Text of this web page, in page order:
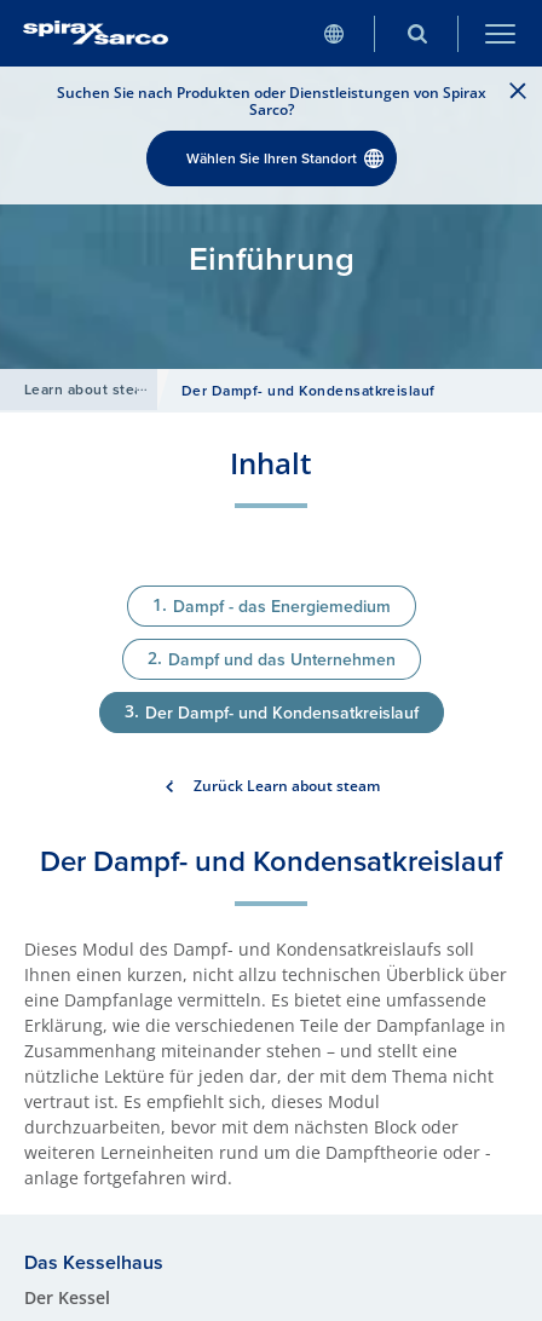
Suchen Sie nach Produkten oder Dienstleistungen von Spirax
Sarco?
Wählen Sie Ihren Standort
Einführung
Learn about steam Der Dampf- und Kondensatkreislauf
Inhalt
Dampf - das Energiemedium
Dampf und das Unternehmen
Der Dampf- und Kondensatkreislauf
Zurück Learn about steam
Der Dampf- und Kondensatkreislauf
Dieses Modul des Dampf- und Kondensatkreislaufs soll
Ihnen einen kurzen, nicht allzu technischen Überblick über
eine Dampfanlage vermitteln. Es bietet eine umfassende
Erklärung, wie die verschiedenen Teile der Dampfanlage in
Zusammenhang miteinander stehen – und stellt eine
nützliche Lektüre für jeden dar, der mit dem Thema nicht
vertraut ist. Es empfiehlt sich, dieses Modul
durchzuarbeiten, bevor mit dem nächsten Block oder
weiteren Lerneinheiten rund um die Dampftheorie oder -
anlage fortgefahren wird.
Das Kesselhaus
Der Kessel